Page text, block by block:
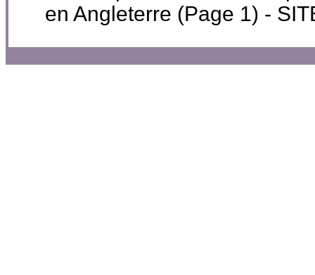
en Angleterre (Page 1) -